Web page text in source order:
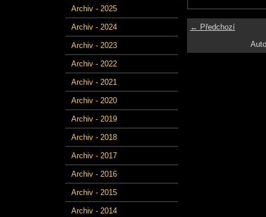
Archiv - 2025
Archiv - 2024
Archiv - 2023
Archiv - 2022
Archiv - 2021
Archiv - 2020
Archiv - 2019
Archiv - 2018
Archiv - 2017
Archiv - 2016
Archiv - 2015
Archiv - 2014
← Předchozí